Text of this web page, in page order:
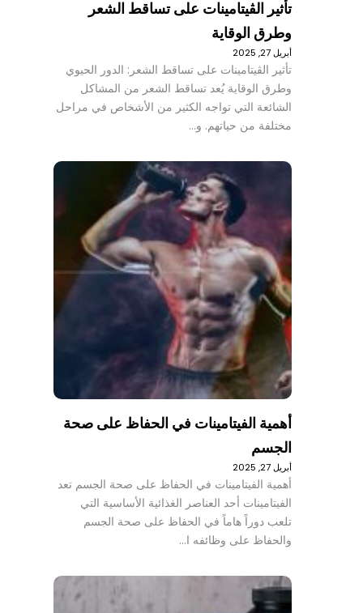
تأثير الڤيتامينات على تساقط الشعر
وطرق الوقاية
أبريل 27, 2025
تأثير الڤيتامينات على تساقط الشعر: الدور الحيوي
وطرق الوقاية يُعد تساقط الشعر من المشاكل
الشائعة التي تواجه الكثير من الأشخاص في مراحل
مختلفة من حياتهم. و…
أهمية الفيتامينات في الحفاظ على صحة
الجسم
أبريل 27, 2025
أهمية الفيتامينات في الحفاظ على صحة الجسم تعد
الفيتامينات أحد العناصر الغذائية الأساسية التي
تلعب دوراً هاماً في الحفاظ على صحة الجسم
والحفاظ على وظائفه ا…